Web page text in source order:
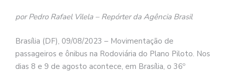
por Pedro Rafael Vilela – Repórter da Agência Brasil
Brasília (DF), 09/08/2023 – Movimentação de
passageiros e ônibus na Rodoviária do Plano Piloto. Nos
dias 8 e 9 de agosto acontece, em Brasília, o 36º